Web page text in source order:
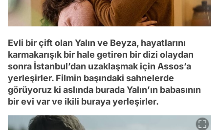
Evli bir çift olan Yalın ve Beyza, hayatlarını
karmakarışık bir hale getiren bir dizi olaydan
sonra İstanbul’dan uzaklaşmak için Assos’a
yerleşirler. Filmin başındaki sahnelerde
görüyoruz ki aslında burada Yalın’ın babasının
bir evi var ve ikili buraya yerleşirler.